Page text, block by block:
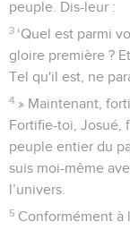
peuple. Dis-leur :
3 ‘Quel est parmi
gloire première ?
Tel qu'il est, ne
4 » Maintenant,
Fortifie-toi, Josué,
peuple entier du
suis moi-même
l’univers.
5 Conformément à